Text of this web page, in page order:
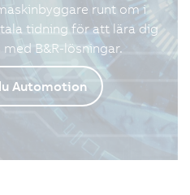
runt om i
tidning för att lära dig
B&R-lösningar.
Automotion